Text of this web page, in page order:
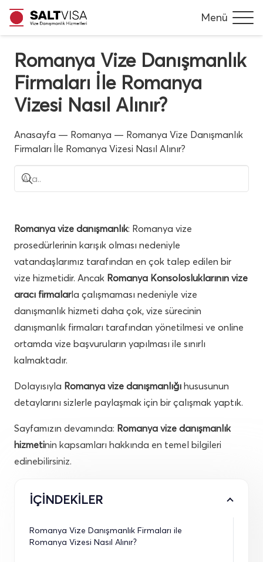
Menü
Romanya Vize Danışmanlık
Firmaları İle Romanya
Vizesi Nasıl Alınır?
Anasayfa — Romanya — Romanya Vize Danışmanlık
Firmaları İle Romanya Vizesi Nasıl Alınır?
Romanya vize danışmanlık: Romanya vize
prosedürlerinin karışık olması nedeniyle
vatandaşlarımız tarafından en çok talep edilen bir
vize hizmetidir. Ancak Romanya Konsolosluklarının vize
aracı firmalarla çalışmaması nedeniyle vize
danışmanlık hizmeti daha çok, vize sürecinin
danışmanlık firmaları tarafından yönetilmesi ve online
ortamda vize başvuruların yapılması ile sınırlı
kalmaktadır.
Dolayısıyla Romanya vize danışmanlığı hususunun
detaylarını sizlerle paylaşmak için bir çalışmak yaptık.
Sayfamızın devamında: Romanya vize danışmanlık
hizmetinin kapsamları hakkında en temel bilgileri
edinebilirsiniz.
İÇİNDEKİLER
Romanya Vize Danışmanlık Firmaları ile
Romanya Vizesi Nasıl Alınır?